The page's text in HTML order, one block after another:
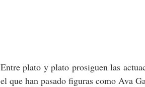
Entre plato y plato prosiguen las
el que han pasado figuras como Ava